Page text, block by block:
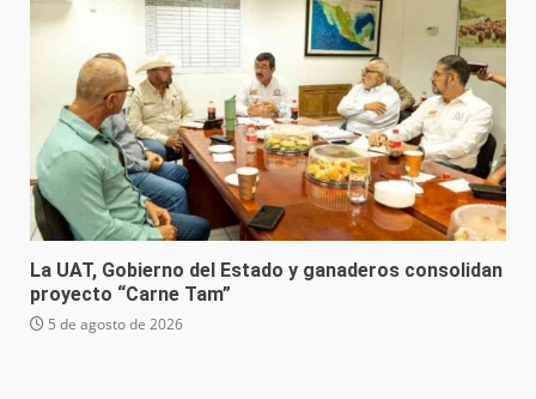
La UAT, Gobierno del Estado y ganaderos consolidan
proyecto “Carne Tam”
5 de agosto de 2026